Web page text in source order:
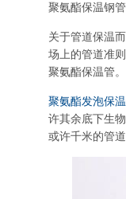
聚氨酯保温钢
关于管道保温
场上的管道准
聚氨酯保温管。
聚氨酯发泡保
许其余底下生
或许千米的管